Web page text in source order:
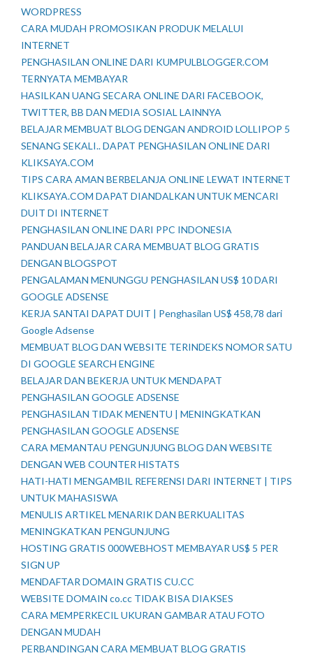
WORDPRESS
CARA MUDAH PROMOSIKAN PRODUK MELALUI
INTERNET
PENGHASILAN ONLINE DARI KUMPULBLOGGER.COM
TERNYATA MEMBAYAR
HASILKAN UANG SECARA ONLINE DARI FACEBOOK,
TWITTER, BB DAN MEDIA SOSIAL LAINNYA
BELAJAR MEMBUAT BLOG DENGAN ANDROID LOLLIPOP 5
SENANG SEKALI.. DAPAT PENGHASILAN ONLINE DARI
KLIKSAYA.COM
TIPS CARA AMAN BERBELANJA ONLINE LEWAT INTERNET
KLIKSAYA.COM DAPAT DIANDALKAN UNTUK MENCARI
DUIT DI INTERNET
PENGHASILAN ONLINE DARI PPC INDONESIA
PANDUAN BELAJAR CARA MEMBUAT BLOG GRATIS
DENGAN BLOGSPOT
PENGALAMAN MENUNGGU PENGHASILAN US$ 10 DARI
GOOGLE ADSENSE
KERJA SANTAI DAPAT DUIT | Penghasilan US$ 458,78 dari
Google Adsense
MEMBUAT BLOG DAN WEBSITE TERINDEKS NOMOR SATU
DI GOOGLE SEARCH ENGINE
BELAJAR DAN BEKERJA UNTUK MENDAPAT
PENGHASILAN GOOGLE ADSENSE
PENGHASILAN TIDAK MENENTU | MENINGKATKAN
PENGHASILAN GOOGLE ADSENSE
CARA MEMANTAU PENGUNJUNG BLOG DAN WEBSITE
DENGAN WEB COUNTER HISTATS
HATI-HATI MENGAMBIL REFERENSI DARI INTERNET | TIPS
UNTUK MAHASISWA
MENULIS ARTIKEL MENARIK DAN BERKUALITAS
MENINGKATKAN PENGUNJUNG
HOSTING GRATIS 000WEBHOST MEMBAYAR US$ 5 PER
SIGN UP
MENDAFTAR DOMAIN GRATIS CU.CC
WEBSITE DOMAIN co.cc TIDAK BISA DIAKSES
CARA MEMPERKECIL UKURAN GAMBAR ATAU FOTO
DENGAN MUDAH
PERBANDINGAN CARA MEMBUAT BLOG GRATIS